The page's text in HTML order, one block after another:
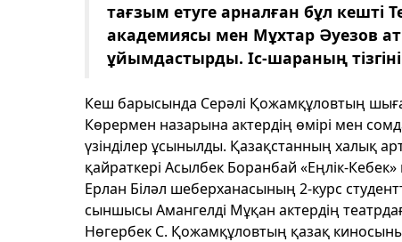
тағзым етуге арналған бұл кешті
академиясы мен Мұхтар Әуезов
ұйымдастырды. Іс-шараның
Кеш барысында Серәлі Қожамқұловтың
Көрермен назарына актердің өмірі мен
үзінділер ұсынылды. Қазақстанның халық
қайраткері Асылбек Боранбай «Еңлік-
Ерлан Біләл шеберханасының 2-курс
сыншысы Амангелді Мұқан актердің
Нөгербек С. Қожамқұловтың қазақ